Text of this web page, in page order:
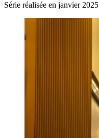
Série réalisée en janvier 2025